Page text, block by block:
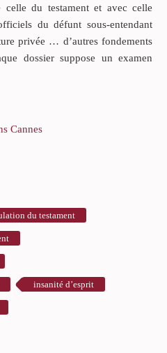
celle du testament et avec celle
du défunt sous-entendant
privée … d’autres fondements
dossier suppose un examen
Cannes
du testament
insanité d’esprit